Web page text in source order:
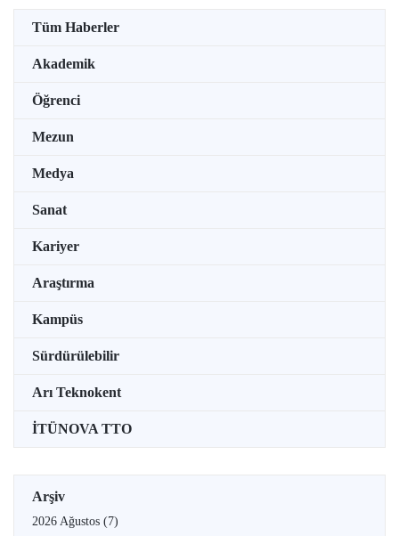
Tüm Haberler
Akademik
Öğrenci
Mezun
Medya
Sanat
Kariyer
Araştırma
Kampüs
Sürdürülebilir
Arı Teknokent
İTÜNOVA TTO
Arşiv
2026 Ağustos (7)